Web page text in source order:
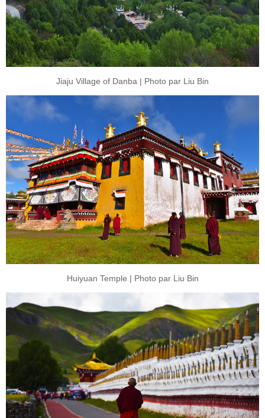
Jiaju Village of Danba | Photo par Liu Bin
Huiyuan Temple | Photo par Liu Bin